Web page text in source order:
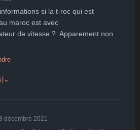
si la t-roc qui est
maroc est avec
de vitesse ?  Apparement non
⌄
décembre 2021